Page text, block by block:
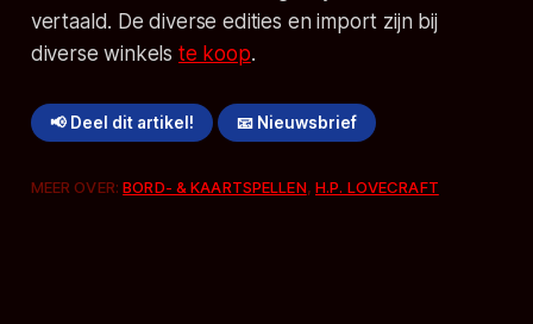
vertaald. De diverse edities en import zijn bij
diverse winkels te koop.
📢 Deel dit artikel! 📧 Nieuwsbrief
MEER OVER:BORD- & KAARTSPELLEN,H.P. LOVECRAFT